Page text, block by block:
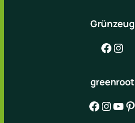
Grünzeug
Facebook Instagram
greenroot
Facebook Instagram YouTube Pinterest